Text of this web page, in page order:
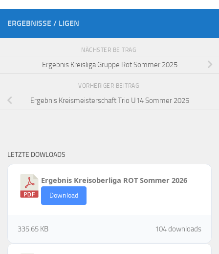
ERGEBNISSE / LIGEN
NÄCHSTER BEITRAG
Ergebnis Kreisliga Gruppe Rot Sommer 2025
VORHERIGER BEITRAG
Ergebnis Kreismeisterschaft Trio U14 Sommer 2025
LETZTE DOWLOADS
Ergebnis Kreisoberliga ROT Sommer 2026
Download
104 downloads
335.65 KB